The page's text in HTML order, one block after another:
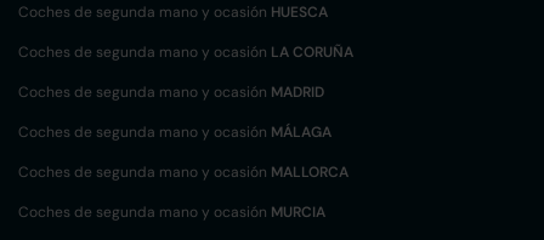
Coches de segunda mano y ocasión HUESCA
Coches de segunda mano y ocasión LA CORUÑA
Coches de segunda mano y ocasión MADRID
Coches de segunda mano y ocasión MÁLAGA
Coches de segunda mano y ocasión MALLORCA
Coches de segunda mano y ocasión MURCIA